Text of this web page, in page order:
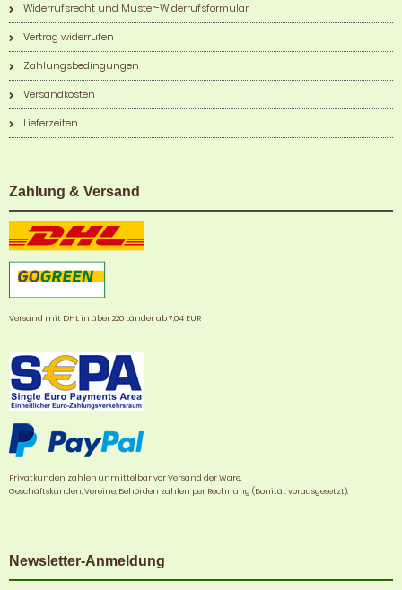
Widerrufsrecht und Muster-Widerrufsformular
Vertrag widerrufen
Zahlungsbedingungen
Versandkosten
Lieferzeiten
Zahlung & Versand
Versand mit DHL in über 220 Länder ab 7,04 EUR
Privatkunden zahlen unmittelbar vor Versand der Ware.
Geschäftskunden, Vereine, Behörden zahlen per Rechnung (Bonität vorausgesetzt).
Newsletter-Anmeldung